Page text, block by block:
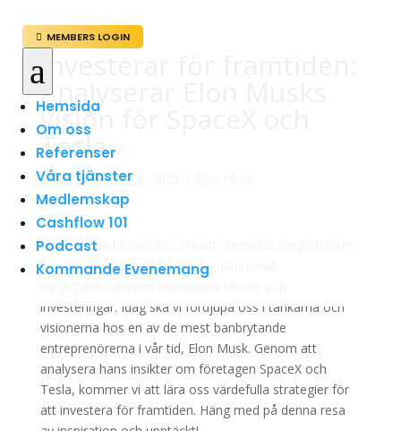
 MEMBERS LOGIN
a
Hemsida
Om oss
Referenser
Våra tjänster
Medlemskap
Cashflow 101
Podcast
Kommande Evenemang
Investerar för framtiden:
Analyserar Elon Musks
vision för SpaceX och
Tesla
avadmin|okt 16, 2023
Välkommen till Swedish Wealth Institute, din plattform
för att utforska och förstå de spännande
investeringar. Idag ska vi fördjupa oss i tankarna och
visionerna hos en av de mest banbrytande
entreprenörerna i vår tid, Elon Musk. Genom att
analysera hans insikter om företagen SpaceX och
Tesla, kommer vi att lära oss värdefulla strategier för
att investera för framtiden. Häng med på denna resa